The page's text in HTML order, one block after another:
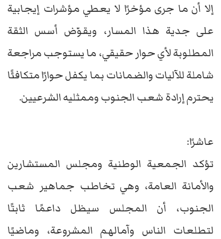
إلا أن ما جرى مؤخرًا لا يعطي مؤشرات إيجابية
على جدية هذا المسار، ويقوّض أسس الثقة
المطلوبة لأي حوار حقيقي، ما يستوجب مراجعة
شاملة للآليات والضمانات بما يكفل حوارًا متكافئًا
يحترم إرادة شعب الجنوب وممثليه الشرعيين.
عاشرًا:
تؤكد الجمعية الوطنية ومجلس المستشارين
والأمانة العامة، وهي تخاطب جماهير شعب
الجنوب، أن المجلس سيظل داعمًا ثابتًا
لتطلعات الناس وآمالهم المشروعة، وماضيًا